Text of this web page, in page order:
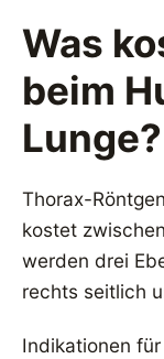
Was
beim
Lunge?
Thorax-
kostet
werden drei
rechts seitlich
Indikationen